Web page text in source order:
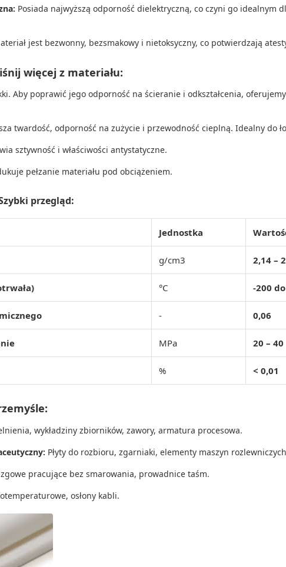
Posiada najwyższą odporność dielektryczną, co czyni go idealnym
jest bezwonny, bezsmakowy i nietoksyczny, co potwierdzają
więcej z materiału:
Aby poprawić jego odporność na ścieranie i odkształcenia,
twardość, odporność na zużycie i przewodność cieplną. Idealny do
sztywność i właściwości antystatyczne.
pełzanie materiału pod obciążeniem.
przegląd:
Jednostka
g/cm3 2,14 –
°C -200
- 0,06
MPa 20 – 40
% < 0,01
wykładziny zbiorników, zawory, armatura procesowa.
Płyty do rozbioru, zgarniaki, elementy maszyn
pracujące bez smarowania, prowadnice taśm.
osłony kabli.